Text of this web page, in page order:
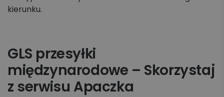
kierunku.
GLS przesyłki
międzynarodowe – Skorzystaj
z serwisu Apaczka